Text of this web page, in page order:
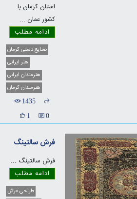
استان کرمان با
کشور عمان...
ادامه مطلب
صنایع دستی کرمان
هنر ایرانی
هنرمندان ایرانی
هنرمندان کرمان
1435
فرش سالتینگ
فرش سالتینگ...
ادامه مطلب
طراحی فرش